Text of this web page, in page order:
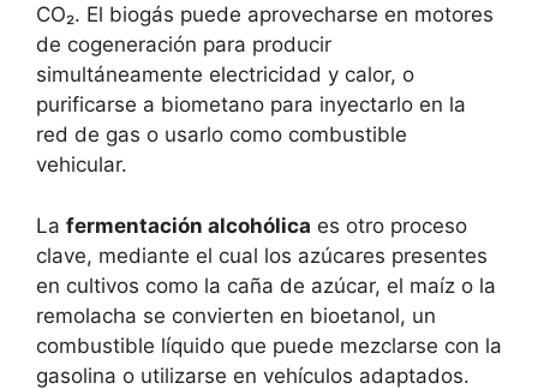
CO₂. El biogás puede aprovecharse en motores
de cogeneración para producir
simultáneamente electricidad y calor, o
purificarse a biometano para inyectarlo en la
red de gas o usarlo como combustible
vehicular.
La fermentación alcohólica es otro proceso
clave, mediante el cual los azúcares presentes
en cultivos como la caña de azúcar, el maíz o la
remolacha se convierten en bioetanol, un
combustible líquido que puede mezclarse con la
gasolina o utilizarse en vehículos adaptados.